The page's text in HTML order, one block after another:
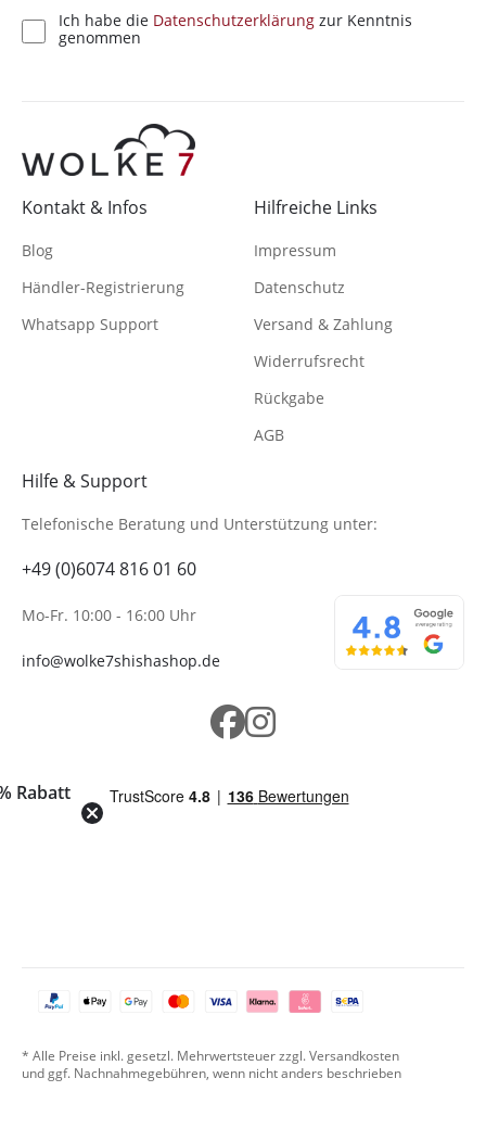
Shisha-Produkten, Tabaksorten und Zubehör – alles,
was du für das perfekte Shisha-Erlebnis brauchst!
Kenntnis genommen
Rabatt
Hilfe & Support
Telefonische Beratung und Unterstützung unter:
+49 (0)6074 816 01 60
Mo-Fr. 10:00 - 16:00 Uhr
info@wolke7shishashop.de
Kontakt & Infos
Blog
Händler-Registrierung
Whatsapp Support
Hilfreiche Links
Impressum
Datenschutz
Versand & Zahlung
Widerrufsrecht
Rückgabe
AGB
Ich habe die Datenschutzerklärung zur Kenntnis
genommen
* Alle Preise inkl. gesetzl. Mehrwertsteuer zzgl. Versandkosten
und ggf. Nachnahmegebühren, wenn nicht anders beschrieben